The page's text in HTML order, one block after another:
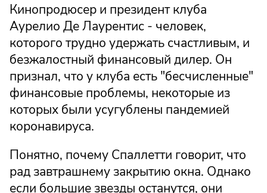
Кинопродюсер и президент клуба
Аурелио Де Лаурентис - человек,
которого трудно удержать счастливым, и
безжалостный финансовый дилер. Он
признал, что у клуба есть "бесчисленные"
финансовые проблемы, некоторые из
которых были усугублены пандемией
коронавируса.
Понятно, почему Спаллетти говорит, что
рад завтрашнему закрытию окна. Однако
если большие звезды останутся, они